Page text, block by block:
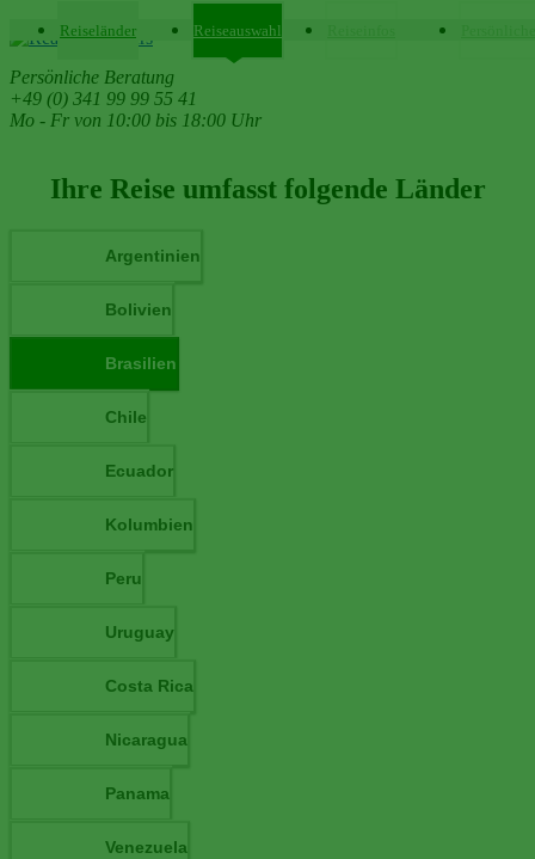
Persönliche Beratung
+49 (0) 341 99 99 55 41
Mo - Fr von 10:00 bis 18:00 Uhr
Reiseländer Reiseauswahl
Ihre Reise umfasst folgende Länder
Argentinien
Bolivien
Brasilien
Chile
Ecuador
Kolumbien
Peru
Uruguay
Costa Rica
Nicaragua
Panama
Venezuela